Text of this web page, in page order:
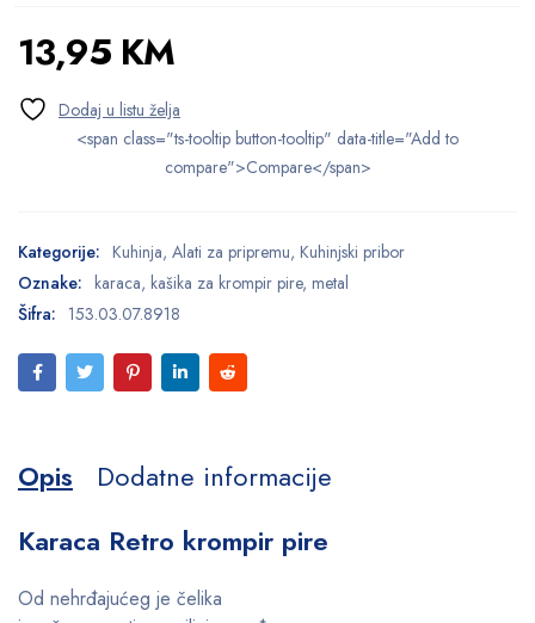
13,95 KM
<span class="ts-tooltip button-tooltip" data-title="Add to
compare">Compare</span>
Kategorije: Kuhinja, Alati za pripremu, Kuhinjski pribor
Oznake: karaca, kašika za krompir pire, metal
Šifra: 153.03.07.8918
Opis
Dodatne informacije
Karaca Retro krompir pire
Od nehrđajućeg je čelika